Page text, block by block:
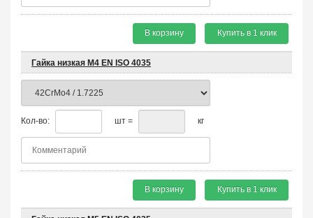
В корзину Купить в 1 клик
Гайка низкая М4 EN ISO 4035
Кол-во: шт = кг
В корзину Купить в 1 клик